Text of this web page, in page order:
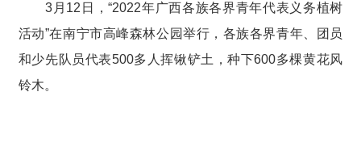
3月12日，“2022年广西各族各界青年代表义务植树
活动”在南宁市高峰森林公园举行，各族各界青年、团员
和少先队员代表500多人挥锹铲土，种下600多棵黄花风
铃木。